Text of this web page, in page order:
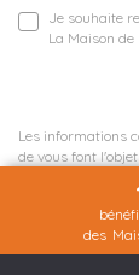
Je souhaite
La Maison
Les informations
de vous font
des